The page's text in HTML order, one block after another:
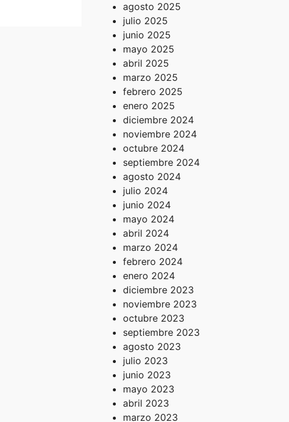
agosto 2025
julio 2025
junio 2025
mayo 2025
abril 2025
marzo 2025
febrero 2025
enero 2025
diciembre 2024
noviembre 2024
octubre 2024
septiembre 2024
agosto 2024
julio 2024
junio 2024
mayo 2024
abril 2024
marzo 2024
febrero 2024
enero 2024
diciembre 2023
noviembre 2023
octubre 2023
septiembre 2023
agosto 2023
julio 2023
junio 2023
mayo 2023
abril 2023
marzo 2023